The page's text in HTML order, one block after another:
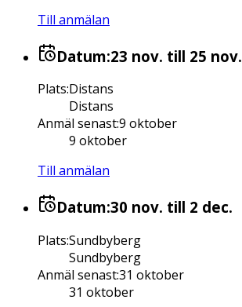
Till anmälan
Datum:23 nov. till 25 nov.
Plats:Distans
Distans
Anmäl senast:9 oktober
9 oktober
Till anmälan
Datum:30 nov. till 2 dec.
Plats:Sundbyberg
Sundbyberg
Anmäl senast:31 oktober
31 oktober